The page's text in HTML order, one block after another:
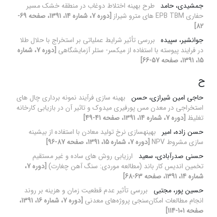
جمشیدی، حامد طرح بهینه اختلاط دوغاب در منطقه خشک مسیر
حفاری EPB TBM های مترو شیراز
[دوره 7، شماره 14، 1391، صفحه 69-
82]
جوانشیر، سپیده بررسی تأثیر شرایط عملیاتی بر استخراج با حلال طلا
در فرایند پیوسته با استفاده از میکسر- ستلر آزمایشگاهی
[دوره 7، شماره
15، 1391، صفحه 57-66]
ح
حاجی امین شیرازی، حسن بهینه سازی فرآیند نمونه برداری چال های
استخراجی در معدن مس پورفیری میدوک و تاثیر آن در بازیابی کارخانه
تغلیظ [دوره 7، شماره 14، 1391، صفحه 41-49]
حسن زاده، امیر
بهینه‏سازی نرخ تولید معادن با استفاده از بیشینه
سازی مشروط NPV
[دوره 7، شماره 15، 1391، صفحه 87-96]
حسنی صدرآبادی، سعید
ارزیابی روش های ساده و غیر مستقیم
تخمین اندیس کار باند (مطالعه موردی: سنگ آهن چغارت)
[دوره 7،
شماره 14، 1391، صفحه 63-68]
حسین پور، مجتبی
بررسی تأثیر عدم قطعیت‌ زمان و هزینه بر روند
انجام مطالعات امکان‌سنجی پروژه‌های معدنی
[دوره 7، شماره 16، 1391،
صفحه 101-114]